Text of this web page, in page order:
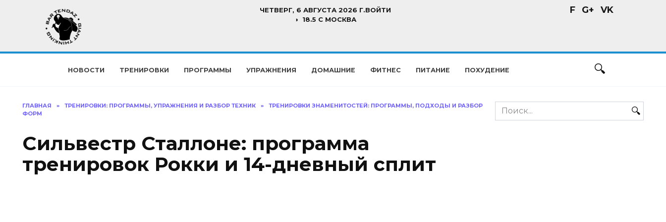
содержанию
ЧЕТВЕРГ, 6 АВГУСТА 2026 Г.ВОЙТИ
18.5 C МОСКВА
F G+ VK
НОВОСТИ ТРЕНИРОВКИ ПРОГРАММЫ УПРАЖНЕНИЯ ДОМАШНИЕ ФИТНЕС ПИТАНИЕ ПОХУДЕНИЕ
ГЛАВНАЯ » ТРЕНИРОВКИ: ПРОГРАММЫ, УПРАЖНЕНИЯ И РАЗБОР ТЕХНИК »
ТРЕНИРОВКИ ЗНАМЕНИТОСТЕЙ: ПРОГРАММЫ, ПОДХОДЫ И РАЗБОР
ФОРМ
Сильвестр Сталлоне: программа
тренировок Рокки и 14-дневный сплит
Search
for: